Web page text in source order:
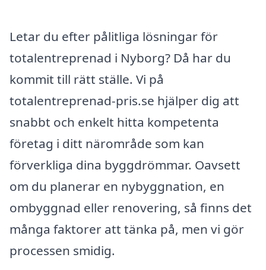
Letar du efter pålitliga lösningar för
totalentreprenad i Nyborg? Då har du
kommit till rätt ställe. Vi på
totalentreprenad-pris.se hjälper dig att
snabbt och enkelt hitta kompetenta
företag i ditt närområde som kan
förverkliga dina byggdrömmar. Oavsett
om du planerar en nybyggnation, en
ombyggnad eller renovering, så finns det
många faktorer att tänka på, men vi gör
processen smidig.